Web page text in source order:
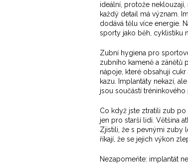
ideální, protože
každý detail má význam.
dodává tělu více energie.
sporty jako běh, cyklistiku
Zubní hygiena pro
zubního kameně a zánětů
nápoje, které obsahují
kazu. Implantáty nekazí,
jsou součástí tréninkového
Co když jste ztratili zub
jen pro starší lidi. Většina
Zjistili, že s pevnými zuby
říkají, že se jejich výkon
Nezapomeňte: implantát